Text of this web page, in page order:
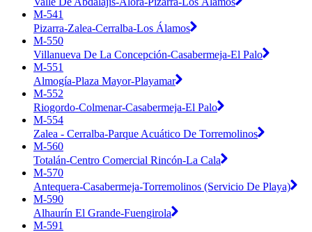
M-541
Pizarra-Zalea-Cerralba-Los Álamos
M-550
Villanueva De La Concepción-Casabermeja-El Palo
M-551
Almogía-Plaza Mayor-Playamar
M-552
Riogordo-Colmenar-Casabermeja-El Palo
M-554
Zalea - Cerralba-Parque Acuático De Torremolinos
M-560
Totalán-Centro Comercial Rincón-La Cala
M-570
Antequera-Casabermeja-Torremolinos (Servicio De Playa)
M-590
Alhaurín El Grande-Fuengirola
M-591